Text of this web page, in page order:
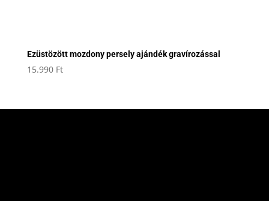
Ezüstözött mozdony persely ajándék gravírozással
15.990 Ft